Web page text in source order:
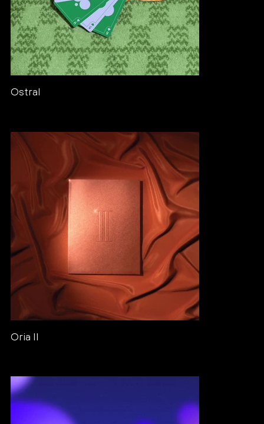
Ostral
Oria II